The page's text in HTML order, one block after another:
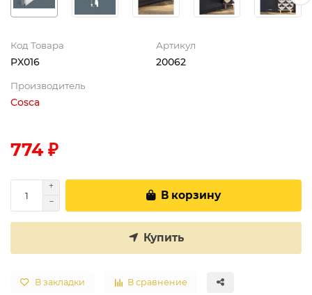
Код Товара
PX016
Артикул
20062
Производитель
Cosca
774 ₽
В корзину
Купить
В закладки В сравнение